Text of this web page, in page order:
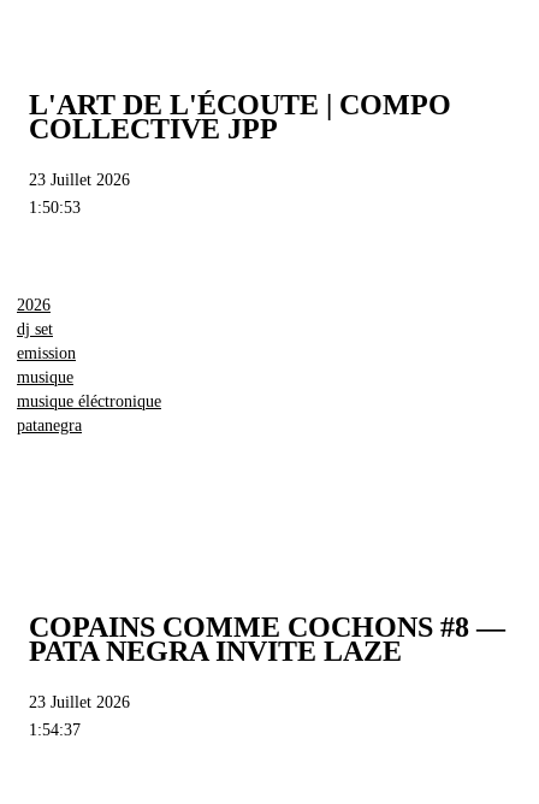
L'ART DE L'ÉCOUTE | COMPO
COLLECTIVE JPP
23 Juillet 2026
1:50:53
2026
dj set
emission
musique
musique éléctronique
patanegra
COPAINS COMME COCHONS #8 —
PATA NEGRA INVITE LAZE
23 Juillet 2026
1:54:37